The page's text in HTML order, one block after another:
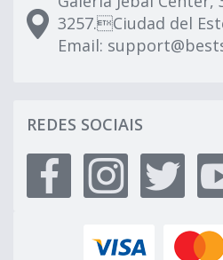
3257.Ciudad del
Email:
REDES SOCIAIS